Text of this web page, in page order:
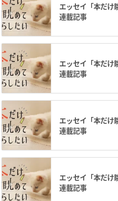
エッセイ「本だけ
連載記事
エッセイ「本だけ
連載記事
エッセイ「本だけ
連載記事
エッセイ「本だけ
連載記事